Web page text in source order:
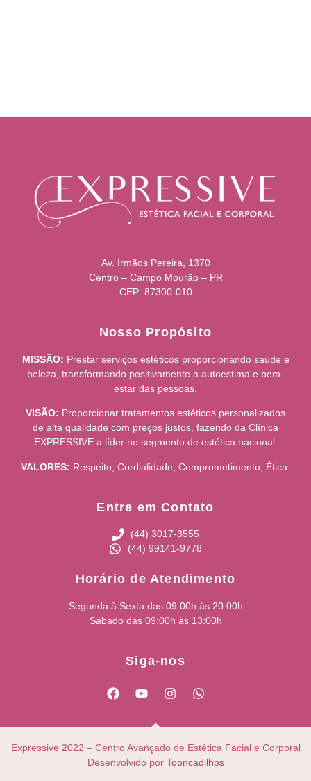
Av. Irmãos Pereira, 1370
Centro – Campo Mourão – PR
CEP: 87300-010
Nosso Propósito
MISSÃO: Prestar serviços estéticos proporcionando saúde e
beleza, transformando positivamente a autoestima e bem-
estar das pessoas.
VISÃO: Proporcionar tratamentos estéticos personalizados
de alta qualidade com preços justos, fazendo da Clínica
EXPRESSIVE a líder no segmento de estética nacional.
VALORES: Respeito; Cordialidade; Comprometimento; Ética.
Entre em Contato
(44) 3017-3555
(44) 99141-9778
Horário de Atendimento
Segunda à Sexta das 09:00h às 20:00h
Sábado das 09:00h às 13:00h
Siga-nos
Expressive 2022 – Centro Avançado de Estética Facial e Corporal
Desenvolvido por Tooncadilhos